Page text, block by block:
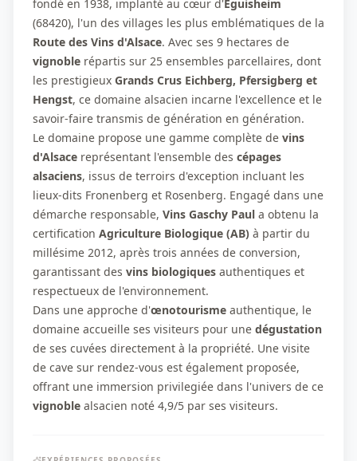
fondé en 1938, implanté au cœur d'Eguisheim
(68420), l'un des villages les plus emblématiques de la
Route des Vins d'Alsace. Avec ses 9 hectares de
vignoble répartis sur 25 ensembles parcellaires, dont
les prestigieux Grands Crus Eichberg, Pfersigberg et
Hengst, ce domaine alsacien incarne l'excellence et le
savoir-faire transmis de génération en génération.
Le domaine propose une gamme complète de vins
d'Alsace représentant l'ensemble des cépages
alsaciens, issus de terroirs d'exception incluant les
lieux-dits Fronenberg et Rosenberg. Engagé dans une
démarche responsable, Vins Gaschy Paul a obtenu la
certification Agriculture Biologique (AB) à partir du
millésime 2012, après trois années de conversion,
garantissant des vins biologiques authentiques et
respectueux de l'environnement.
Dans une approche d'œnotourisme authentique, le
domaine accueille ses visiteurs pour une dégustation
de ses cuvées directement à la propriété. Une visite
de cave sur rendez-vous est également proposée,
offrant une immersion privilegiée dans l'univers de ce
vignoble alsacien noté 4,9/5 par ses visiteurs.